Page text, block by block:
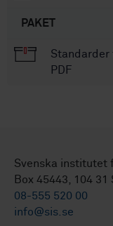
PAKET
Standarder
PDF
Svenska institutet
Box 45443, 104
08-555 520 00
info@sis.se